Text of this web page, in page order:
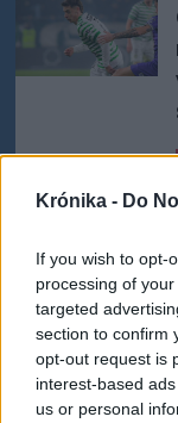
Krónika - Do
If you wish to opt-
processing of
targeted
section to confirm
opt-out request is
interest-based
us or personal